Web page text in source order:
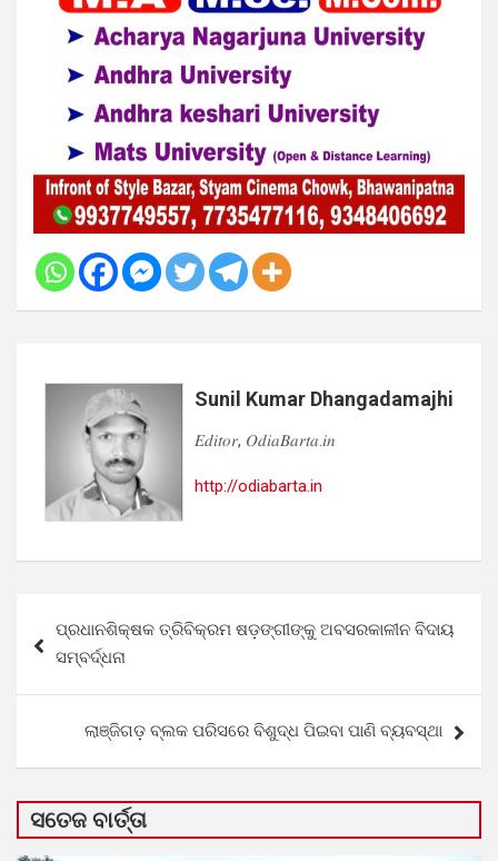
Sunil Kumar Dhangadamajhi
𝐸𝑑𝑖𝑡𝑜𝑟, 𝑂𝑑𝑖𝑎𝐵𝑎𝑟𝑡𝑎.𝑖𝑛
http://odiabarta.in
navigation
ପ୍ରଧାନଶିକ୍ଷକ ତ୍ରିବିକ୍ରମ ଷଡ଼ଙ୍ଗୀଙ୍କୁ ଅବସରକାଳୀନ ବିଦାୟ
ସମ୍ବର୍ଦ୍ଧନା
ଲାଞ୍ଜିଗଡ଼ ବ୍ଲକ ପରିସରେ ବିଶୁଦ୍ଧ ପିଇବା ପାଣି ବ୍ୟବସ୍ଥା
ସତେଜ ବାର୍ତ୍ତା